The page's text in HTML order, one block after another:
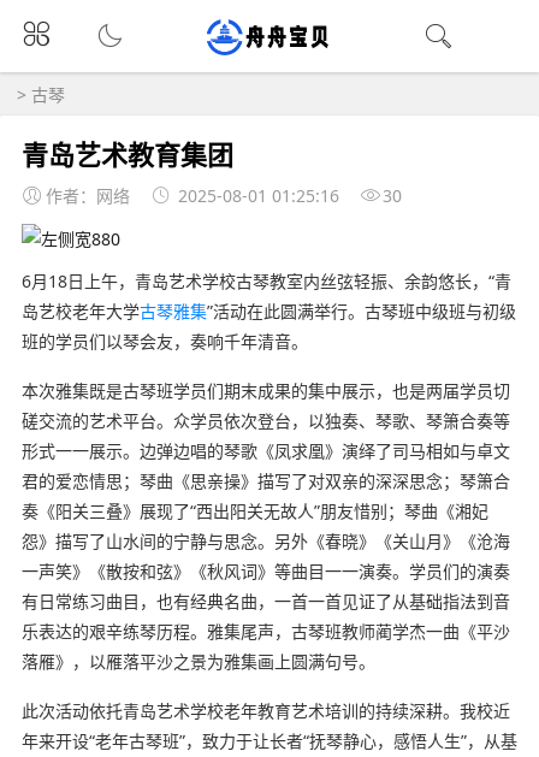
> 古琴
青岛艺术教育集团
作者：网络 2025-08-01 01:25:16 30
6月18日上午，青岛艺术学校古琴教室内丝弦轻振、余韵悠长，“青
岛艺校老年大学古琴雅集”活动在此圆满举行。古琴班中级班与初级
班的学员们以琴会友，奏响千年清音。
本次雅集既是古琴班学员们期末成果的集中展示，也是两届学员切
磋交流的艺术平台。众学员依次登台，以独奏、琴歌、琴箫合奏等
形式一一展示。边弹边唱的琴歌《凤求凰》演绎了司马相如与卓文
君的爱恋情思；琴曲《思亲操》描写了对双亲的深深思念；琴箫合
奏《阳关三叠》展现了“西出阳关无故人”朋友惜别；琴曲《湘妃
怨》描写了山水间的宁静与思念。另外《春晓》《关山月》《沧海
一声笑》《散按和弦》《秋风词》等曲目一一演奏。学员们的演奏
有日常练习曲目，也有经典名曲，一首一首见证了从基础指法到音
乐表达的艰辛练琴历程。雅集尾声，古琴班教师蔺学杰一曲《平沙
落雁》，以雁落平沙之景为雅集画上圆满句号。
此次活动依托青岛艺术学校老年教育艺术培训的持续深耕。我校近
年来开设“老年古琴班”，致力于让长者“抚琴静心，感悟人生”，从基